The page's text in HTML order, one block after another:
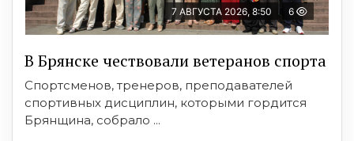
7 АВГУСТА 2026, 8:50 6
В Брянске чествовали ветеранов спорта
Спортсменов, тренеров, преподавателей
спортивных дисциплин, которыми гордится
Брянщина, собрало ...